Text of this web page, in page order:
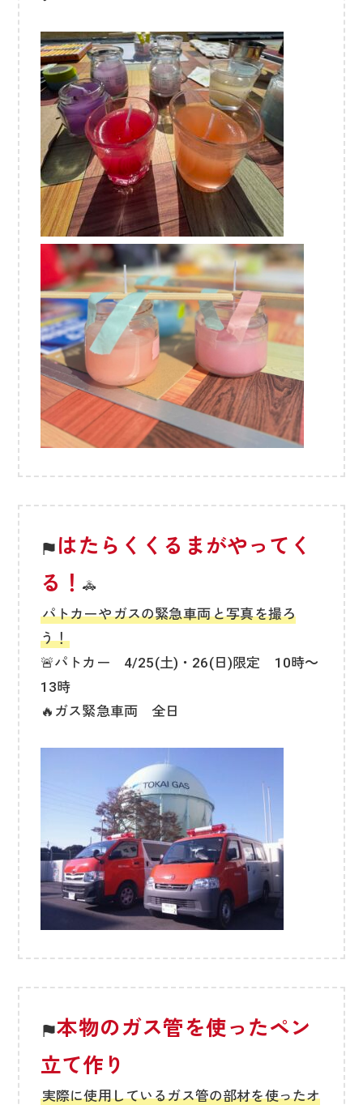
はたらくくるまがやってく
る！🚓
パトカーやガスの緊急車両と写真を撮ろ
う！
🚨パトカー 4/25(土)・26(日)限定 10時～
13時
🔥ガス緊急車両 全日
本物のガス管を使ったペン
立て作り
実際に使用しているガス管の部材を使ったオ